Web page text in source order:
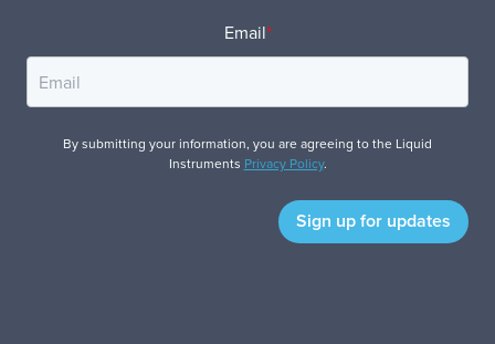
Email*
By submitting your information, you are agreeing to the Liquid
Instruments Privacy Policy.